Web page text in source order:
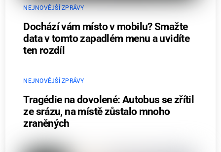
NEJNOVĚJŠÍ ZPRÁVY
Dochází vám místo v mobilu? Smažte
data v tomto zapadlém menu a uvidíte
ten rozdíl
NEJNOVĚJŠÍ ZPRÁVY
Tragédie na dovolené: Autobus se zřítil
ze srázu, na místě zůstalo mnoho
zraněných